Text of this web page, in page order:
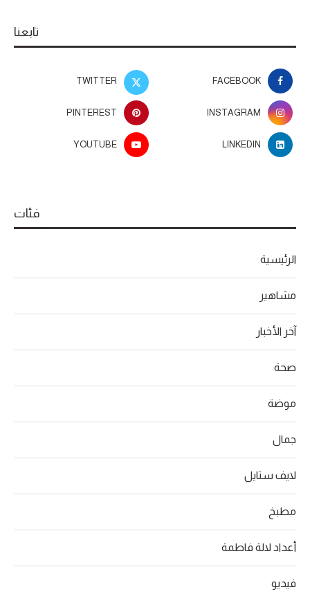
تابعنا
FACEBOOK
TWITTER
INSTAGRAM
PINTEREST
LINKEDIN
YOUTUBE
فئات
الرئيسية
مشاهير
آخر الأخبار
صحة
موضة
جمال
لايف ستايل
مطبخ
أعداد لالة فاطمة
فيديو